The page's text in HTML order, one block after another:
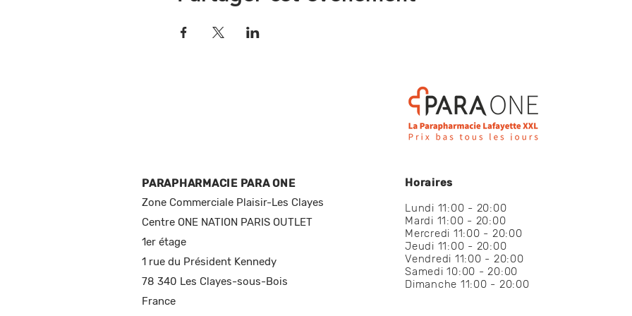
PARAPHARMACIE PARA ONE
Zone Commerciale Plaisir-Les Clayes
Centre ONE NATION PARIS OUTLET
1er étage
1 rue du Président Kennedy
78 340 Les Clayes-sous-Bois
France
Horaires
Lundi 11:00 - 20:00
Mardi 11:00 - 20:00
Mercredi 11:00 - 20:00
Jeudi 11:00 - 20:00
Vendredi 11:00 - 20:00
Samedi 10:00 - 20:00
Dimanche 11:00 - 20:00